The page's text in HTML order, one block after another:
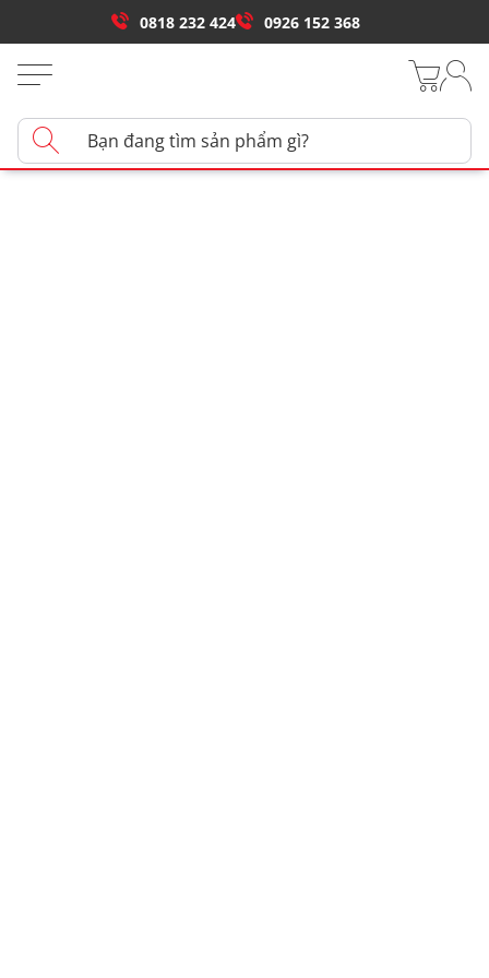
0818 232 424 0926 152 368